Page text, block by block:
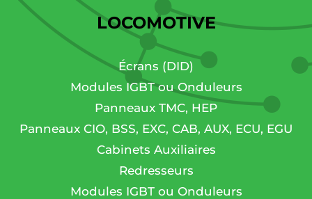
LOCOMOTIVE
Écrans (DID)
Modules IGBT ou Onduleurs
Panneaux TMC, HEP
Panneaux CIO, BSS, EXC, CAB, AUX, ECU, EGU
Cabinets Auxiliaires
Redresseurs
Modules IGBT ou Onduleurs